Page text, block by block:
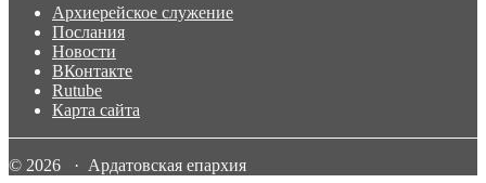
Архиерейское служение
Послания
Новости
ВКонтакте
Rutube
Карта сайта
© 2026 · Ардатовская епархия